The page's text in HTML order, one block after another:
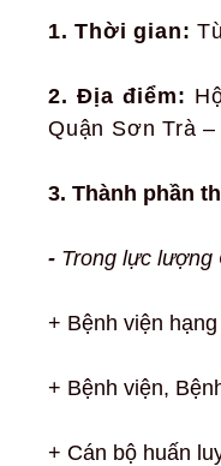
1. Thời gian:
2. Địa điểm:
Quận Sơn Trà
3. Thành phần
- Trong lực lượng
+ Bệnh viện
+ Bệnh viện,
+ Cán bộ huấn